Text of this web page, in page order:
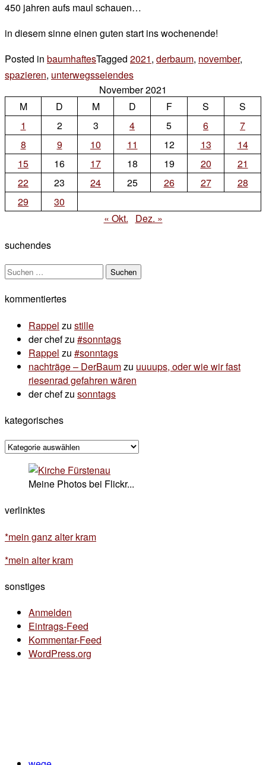
450 jahren aufs maul schauen…
in diesem sinne einen guten start ins wochenende!
Posted in baumhaftesTagged 2021, derbaum, november,
spazieren, unterwegsseiendes
zu
spazieren
November 2021
M
D M D F S
S
1
2 3 4 5 6
7
8
9 10 11 12 13
14
15
16 17 18 19 20
21
22
23 24 25 26 27
28
29
30
« Okt.
Dez. »
suchendes
Suchen
kommentiertes
Rappel zu stille
der chefzu #sonntags
Rappel zu #sonntags
nachträge – DerBaumzu uuuups, oder wie wir fast
riesenrad gefahren wären
der chefzu sonntags
kategorisches
kategorisches
Meine Photos bei Flickr...
verlinktes
*mein ganz alter kram
*mein alter kram
sonstiges
Anmelden
Eintrags-Feed
Kommentar-Feed
WordPress.org